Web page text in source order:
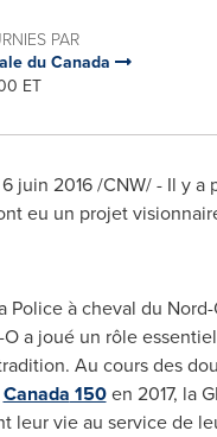
PAR
du Canada
ET
juin 2016 /CNW/ - Il y a
eu un projet
Police à cheval du
O a joué un rôle
Au cours des
Canada 150en 2017, la
leur vie au service de